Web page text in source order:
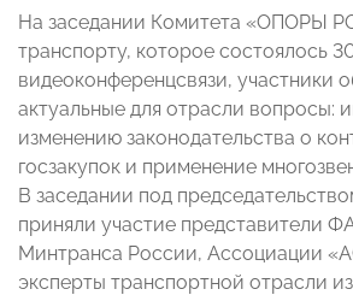
На заседании Комитета «ОПОРЫ
транспорту, которое состоялось
видеоконференцсвязи, участники
актуальные для отрасли вопросы:
изменению законодательства о
госзакупок и применение
В заседании под
приняли участие представители
Минтранса России, Ассоциации
эксперты транспортной отрасли